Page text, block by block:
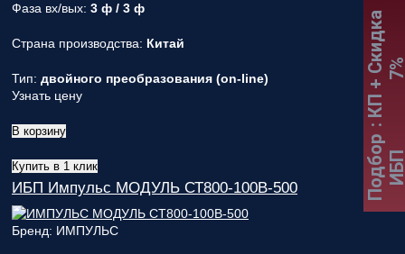
Фаза вх/вых: 3 ф / 3 ф
Страна производства: Китай
Тип: двойного преобразования (on-line)
Узнать цену
В корзину
Купить в 1 клик
ИБП Импульс МОДУЛЬ СТ800-100В-500
Бренд: ИМПУЛЬС
Подбор
:
К
П
+
С
к
и
д
к
а
7